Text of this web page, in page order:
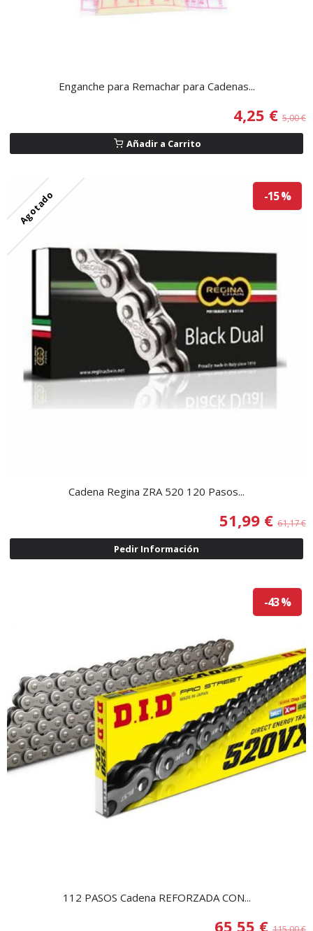
Enganche para Remachar para Cadenas...
4,25 € 5,00 €
Añadir a Carrito
Agotado -15 %
Cadena Regina ZRA 520 120 Pasos...
51,99 € 61,17 €
Pedir Información
-43 %
112 PASOS Cadena REFORZADA CON...
65,55 €